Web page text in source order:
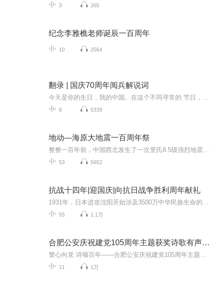
3 265
纪念李雅樵老师诞辰一百周年
10 2564
翻录 | 国庆70周年阅兵解说词
8 5339
地动—海原大地震一百周年祭
53 5652
抗战十四年|迎国庆|向抗日战争胜利周年献礼
55 1.1万
合肥公安庆祝建党105周年主题获奖诗歌有声展播
11 1万